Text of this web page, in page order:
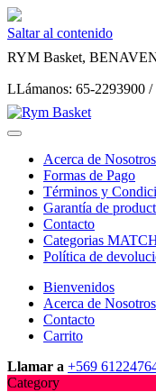
Saltar al contenido
RYM Basket,
LLámanos: 65-2293900
Acerca de Nosotros
Formas de Pago
Términos y
Garantía de
Contacto
Categorias
Política de
Bienvenidos
Acerca de Nosotros
Contacto
Carrito
Llamar a +569
Category